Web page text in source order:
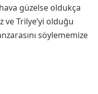
güzelse oldukça
ve Trilye’yi olduğu
söylememize